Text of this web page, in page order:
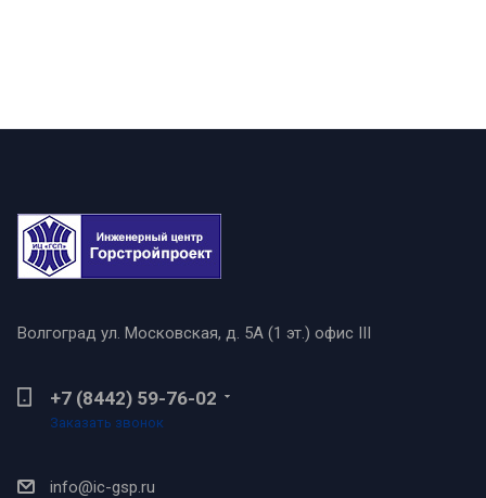
Волгоград ул. Московская, д. 5А (1 эт.) офис III
+7 (8442) 59-76-02
Заказать звонок
info@ic-gsp.ru